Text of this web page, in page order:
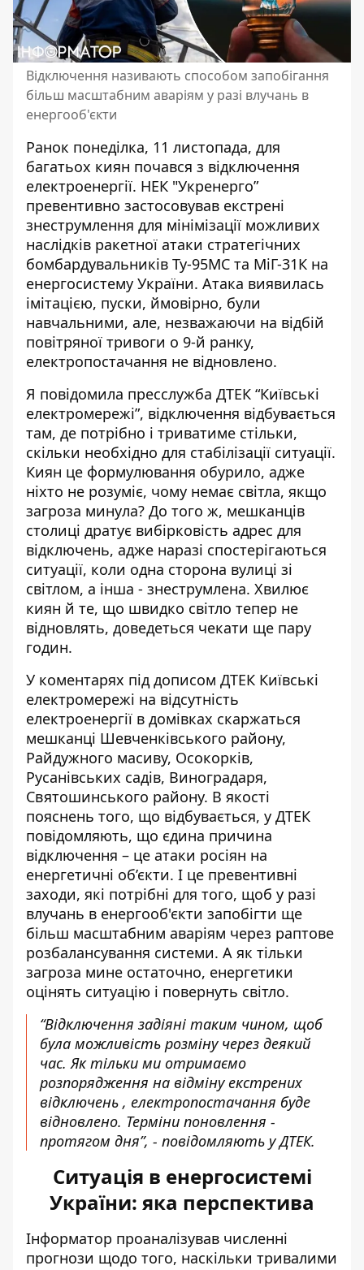
Відключення називають способом запобігання
більш масштабним аваріям у разі влучань в
енергооб'єкти
Ранок понеділка, 11 листопада, для
багатьох киян почався з відключення
електроенергії. НЕК "Укренерго”
превентивно застосовував екстрені
знеструмлення для мінімізації можливих
наслідків ракетної атаки стратегічних
бомбардувальників Ту-95МС та МіГ-31К на
енергосистему України. Атака виявилась
імітацією, пуски, ймовірно, були
навчальними, але, незважаючи на відбій
повітряної тривоги о 9-й ранку,
електропостачання не відновлено.
Я повідомила пресслужба ДТЕК “Київські
електромережі”, відключення відбувається
там, де потрібно і триватиме стільки,
скільки необхідно для стабілізації ситуації.
Киян це формулювання обурило, адже
ніхто не розуміє, чому немає світла, якщо
загроза минула? До того ж, мешканців
столиці дратує вибірковість адрес для
відключень, адже наразі спостерігаються
ситуації, коли одна сторона вулиці зі
світлом, а інша - знеструмлена. Хвилює
киян й те, що швидко світло тепер не
відновлять, доведеться чекати ще пару
годин.
У коментарях під дописом ДТЕК Київські
електромережі на відсутність
електроенергії в домівках скаржаться
мешканці Шевченківського району,
Райдужного масиву, Осокорків,
Русанівських садів, Виноградаря,
Святошинського району. В якості
пояснень того, що відбувається, у ДТЕК
повідомляють, що єдина причина
відключення – це атаки росіян на
енергетичні об’єкти. І це превентивні
заходи, які потрібні для того, щоб у разі
влучань в енергооб'єкти запобігти ще
більш масштабним аваріям через раптове
розбалансування системи. А як тільки
загроза мине остаточно, енергетики
оцінять ситуацію і повернуть світло.
“Відключення задіяні таким чином, щоб
була можливість розміну через деякий
час. Як тільки ми отримаємо
розпорядження на відміну екстрених
відключень , електропостачання буде
відновлено. Терміни поновлення -
протягом дня”, - повідомляють у ДТЕК.
Ситуація в енергосистемі
України: яка перспектива
Інформатор проаналізував численні
прогнози щодо того, наскільки тривалими